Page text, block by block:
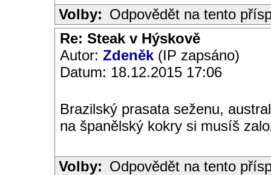
Volby: Odpovědět na tento
Re: Steak v Hýskově
Autor: Zdeněk (IP zapsáno)
Datum: 18.12.2015 17:06
Brazilský prasata seženu,
na španělský kokry si musíš
Volby: Odpovědět na tento